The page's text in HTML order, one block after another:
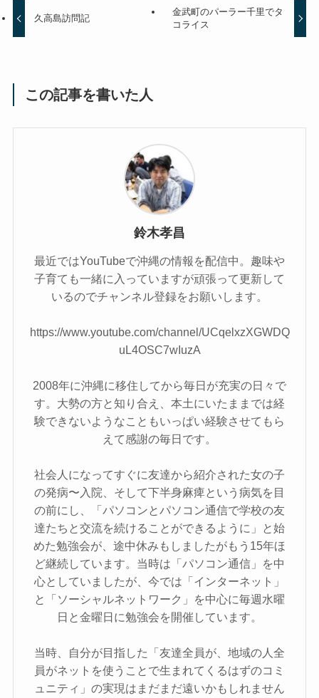
久高島訪問記
金武町のパーラー千里でタ
コライス
この記事を書いた人
鈴木孝昌
最近ではYouTubeで沖縄の情報を配信中。趣味や
子育ても一緒に入っていますが頑張って更新して
いるのでチャンネル登録をお願いします。
https://www.youtube.com/channel/UCqelxzXGWDQ
uL4OSC7wIuzA
2008年に沖縄に移住してから毎日が充実の日々で
す。大勢の方と知り合え、本土にいたままでは経
験できないようなこともいっぱい経験させてもら
えて感謝の毎日です。
社会人になってすぐに友達から紹介された女の子
の発病〜入院、そして下半身麻痺という病気を目
の前にし、「パソコンとパソコン通信で学校の友
達たちと交流を続けることができるように」と始
めた勉強会が、途中休みもしましたがもう15年ほ
ど継続しています。当時は「パソコン通信」を中
心としていましたが、今では「インターネット」
と「ソーシャルネットワーク」を中心に毎週水曜
日と金曜日に勉強会を開催しています。
当時、自分が目指した「友達全員が、地域の人全
員がネットを使うことで生まれてくるはずのコミ
ュニティ」の実現はまだまだ遠いかもしれません